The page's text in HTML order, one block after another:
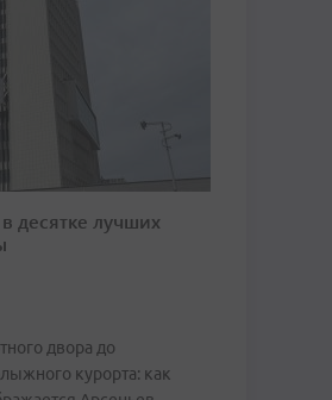
десятке лучших
двора до
курорта: как